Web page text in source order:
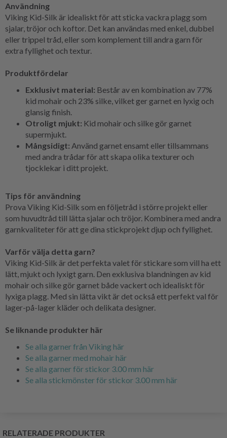
Användning
Viking Kid-Silk är idealiskt för att sticka vackra plagg som
sjalar, tröjor och koftor. Det kan användas med enkel, dubbel
eller trippel tråd, eller som komplement till andra garn för
extra fyllighet och textur.
Produktfördelar
Exklusivt material: Består av en kombination av 77%
kid mohair och 23% silke, vilket ger garnet en lyxig och
glansig finish.
Otroligt mjukt: Kid mohair och silke gör garnet
supermjukt.
Mångsidigt: Använd garnet ensamt eller tillsammans
med andra trådar för att skapa olika texturer och
tjocklekar i ditt projekt.
Tips för användning
Prova Viking Kid-Silk som en följetråd i större projekt eller
som huvudtråd till lätta sjalar och tröjor. Kombinera med andra
garnkvaliteter för att ge dina stickprojekt djup och fyllighet.
Varför välja detta garn?
Viking Kid-Silk är det perfekta valet för stickare som vill ha ett
lätt, mjukt och lyxigt garn. Den exklusiva blandningen av kid
mohair och silke gör garnet både vackert och idealiskt för
lyxiga plagg. Med sin lätta vikt är det också ett perfekt val för
lager-på-lager kläder och delikata designer.
Se liknande produkter här
Se alla garner från Viking här
Se alla garner med mohair här
Se alla garner för stickor 3.00 mm här
Se alla stickmönster för stickor 3.00 mm här
RELATERADE PRODUKTER